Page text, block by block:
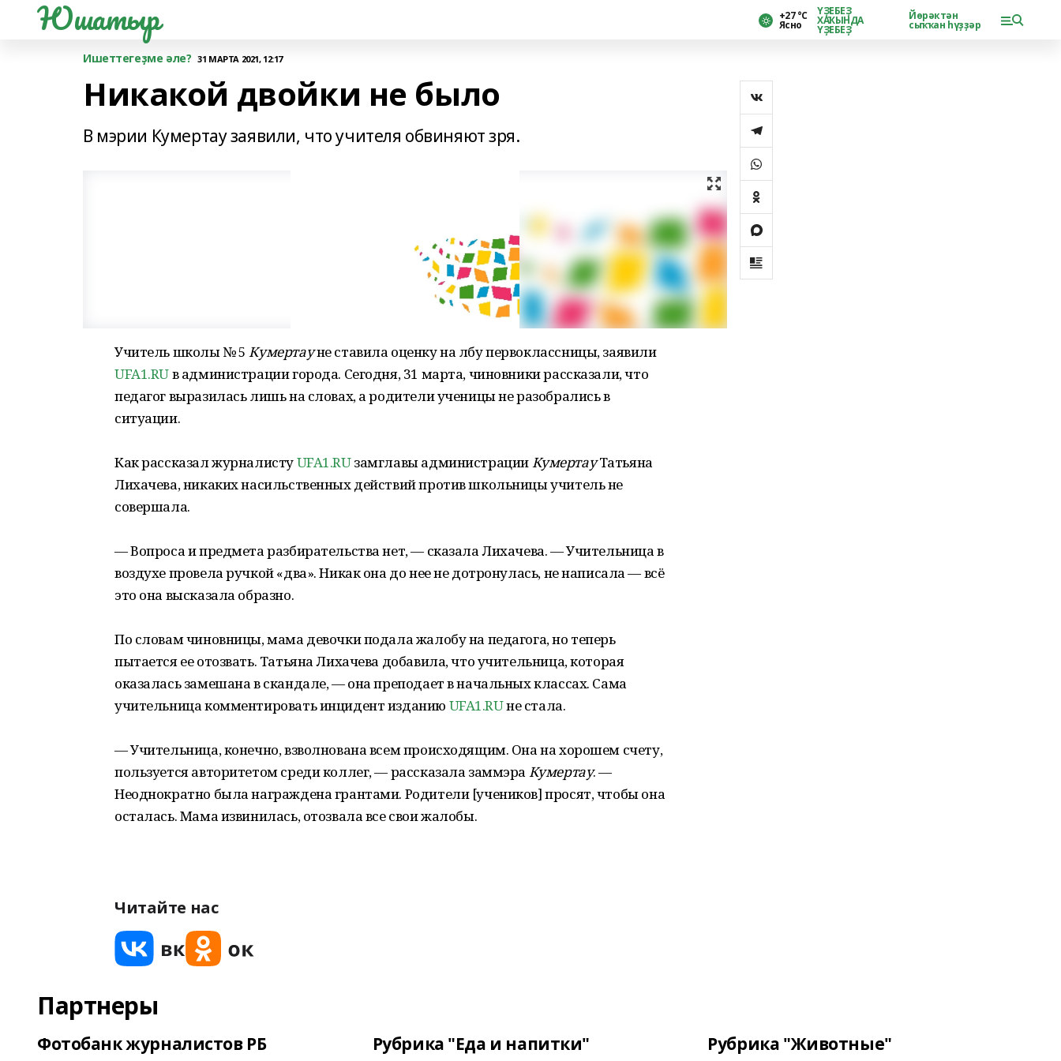
Юшатыр +27 °С
Ясно
ҮҘЕБЕҘ
ХАҠЫНДА
ҮҘЕБЕҘ
Йөрәктән
сыҡҡан һүҙҙәр
Ишеттегеҙме әле? 31 МАРТА 2021, 12:17
Никакой двойки не было
В мэрии Кумертау заявили, что учителя обвиняют зря.
Учитель школы № 5Кумертауне ставила оценку на лбу первоклассницы, заявили
UFA1.RUв администрации города. Сегодня, 31 марта, чиновники рассказали, что
педагог выразилась лишь на словах, а родители ученицы не разобрались в
ситуации.
Как рассказал журналистуUFA1.RUзамглавы администрацииКумертауТатьяна
Лихачева, никаких насильственных действий против школьницы учитель не
совершала.
— Вопроса и предмета разбирательства нет, — сказала Лихачева. — Учительница в
воздухе провела ручкой «два». Никак она до нее не дотронулась, не написала — всё
это она высказала образно.
По словам чиновницы, мама девочки подала жалобу на педагога, но теперь
пытается ее отозвать. Татьяна Лихачева добавила, что учительница, которая
оказалась замешана в скандале, — она преподает в начальных классах. Сама
учительница комментировать инцидент изданию UFA1.RUне стала.
— Учительница, конечно, взволнована всем происходящим. Она на хорошем счету,
пользуется авторитетом среди коллег, — рассказала заммэра Кумертау. —
Неоднократно была награждена грантами. Родители [учеников] просят, чтобы она
осталась. Мама извинилась, отозвала все свои жалобы.
Читайте нас
Партнеры
Фотобанк журналистов РБ Рубрика "Еда и напитки" Рубрика "Животные"